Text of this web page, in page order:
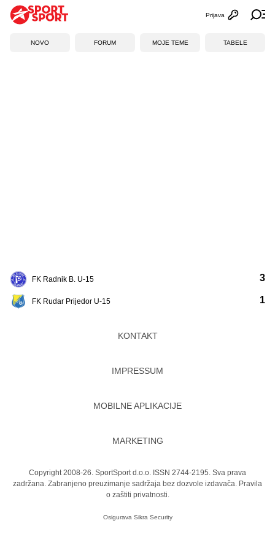
Otvori
Prijava
NOVO FORUM MOJE TEME TABELE
FK Radnik B. U-15
FK Rudar Prijedor U-15
3
1
KONTAKT
IMPRESSUM
MOBILNE APLIKACIJE
MARKETING
Copyright 2008-26. SportSport d.o.o. ISSN 2744-2195. Sva prava
zadržana. Zabranjeno preuzimanje sadržaja bez dozvole izdavača. Pravila
o zaštiti privatnosti.
Osigurava Sikra Security